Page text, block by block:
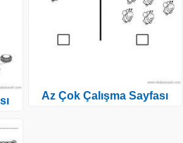
Az Çok Çalışma Sayfası